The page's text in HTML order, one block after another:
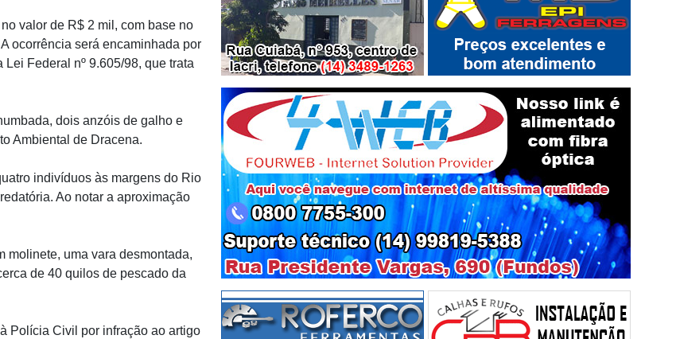
valor de R$ 2 mil, com base no
ocorrência será encaminhada por
Federal nº 9.605/98, que trata
dois anzóis de galho e
Ambiental de Dracena.
indivíduos às margens do Rio
Ao notar a aproximação
molinete, uma vara desmontada,
de 40 quilos de pescado da
Polícia Civil por infração ao artigo